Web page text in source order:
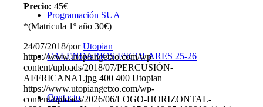
Programación SUA
CALENDARIOS ESCOLARES 25-26
Contacto
Precio: 45€
*(Matricula 1º año 30€)
24/07/2018/porUtopian
https://www.utopiangetxo.com/wp-
content/uploads/2018/07/PERCUSIÓN-
AFFRICANA1.jpg 400 400 Utopian
https://www.utopiangetxo.com/wp-
content/uploads/2026/06/LOGO-HORIZONTAL-